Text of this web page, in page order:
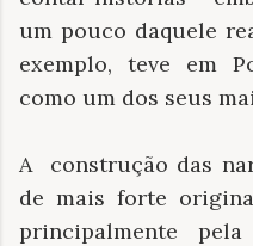
um pouco daquele
exemplo, teve em
como um dos seus
A
construção das
de mais forte
principalmente